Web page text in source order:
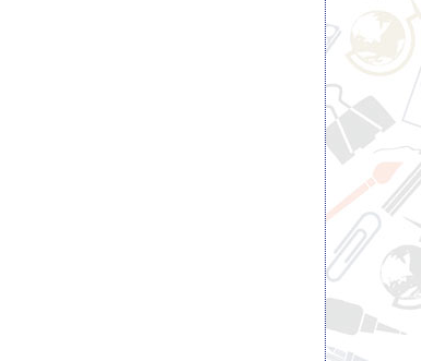
Карандаш
BRAUBERG
металлический корпус,
ластиком
4.02 pуб. c НДС